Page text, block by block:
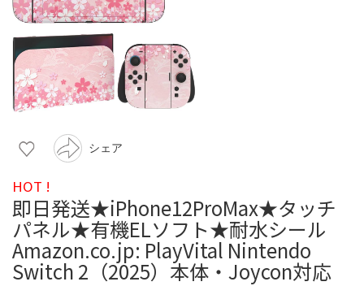
シェア
HOT !
即日発送★iPhone12ProMax★タッチ
パネル★有機ELソフト★耐水シール
Amazon.co.jp: PlayVital Nintendo
Switch 2（2025）本体・Joycon対応